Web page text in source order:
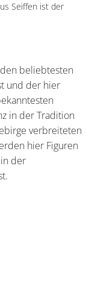
Seiffen ist der
beliebtesten
und der hier
in der Tradition
verbreiteten
hier Figuren
der